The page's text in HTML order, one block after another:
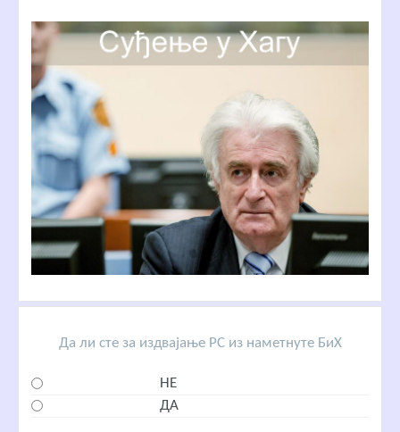
Да ли сте за издвајање РС из наметнуте БиХ
НЕ
ДА